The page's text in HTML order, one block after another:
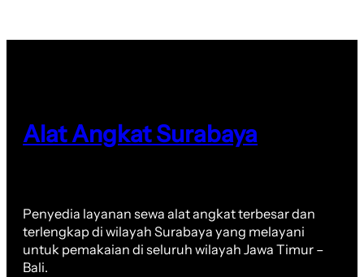
Alat Angkat Surabaya
Penyedia layanan sewa alat angkat terbesar dan
terlengkap di wilayah Surabaya yang melayani
untuk pemakaian di seluruh wilayah Jawa Timur –
Bali.